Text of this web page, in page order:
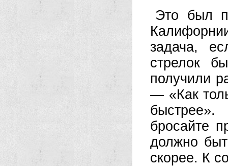
Это был
задача,
стрелок
получили
— «Как
бросайте
должно
скорее. К